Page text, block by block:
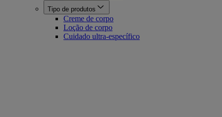
Tipo de produtos
Creme de corpo
Loção de corpo
Cuidado ultra-específico